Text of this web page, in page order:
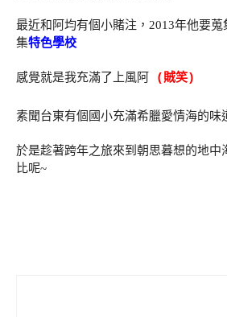
最近和阿均有個小賭注，2013年他要蒐
集特色學校
感覺就是我充滿了上風阿 (賊笑)
素聞台東有個國小充滿希臘愛情海的味
於是趁著跨年之旅來到朝思暮想的地中
比呢~